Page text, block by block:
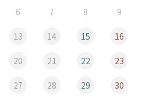
6 7 8 9
13 14 15 16
20 21 22 23
27 28 29 30